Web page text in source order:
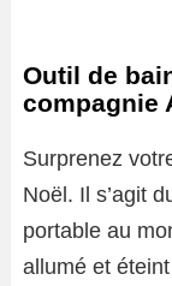
Outil de
compagnie
Surprenez
Noël. Il s’agit
portable au
allumé et